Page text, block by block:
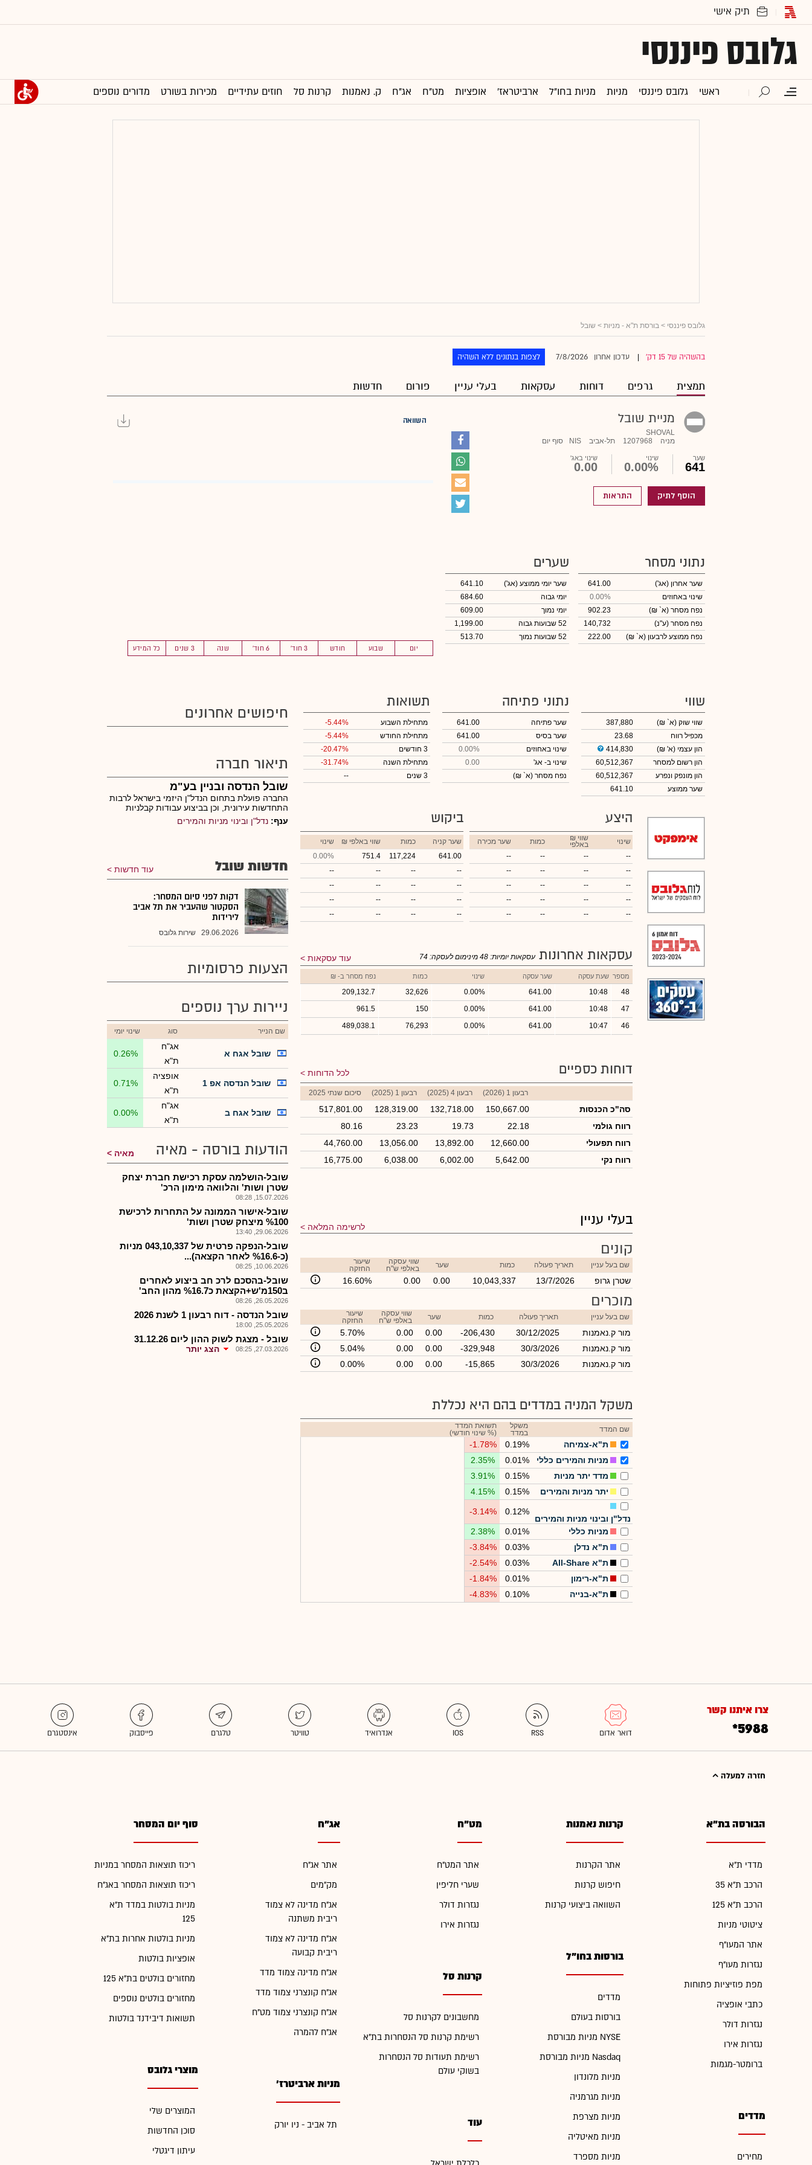
גלובס פיננסי
ראשי גלובס פיננסי מניות מניות בחו"ל ארביטראז' אופציות מט"ח אג"ח ק. נאמנות קרנות סל חוזים עתידיים מכירות בשורט מדורים נוספים
גלובס פיננסי > בורסת ת"א - מניות > שובל
בהשהיה של 15 דק' עדכון אחרון 7/8/2026 לצפות בנתונים ללא השהיה
תמצית גרפים דוחות עסקאות בעלי עניין פורום חדשות
מניית שובל
SHOVAL
מניה
1207968 תל-אביב NIS סוף יום
שער
641
שינוי
0.00%
שינוי באג'
0.00
הוסף לתיק התראות
השוואה
יום שבוע חודש 3 חוד' 6 חוד' שנה 3 שנים כל המידע
נתוני מסחר
שער אחרון (אג')
641.00
שינוי באחוזים
0.00%
נפח מסחר (א` ₪)
902.23
נפח מסחר (ע"נ)
140,732
נפח ממוצע לרבעון (א` ₪)
222.00
שערים
שער יומי ממוצע (אג')
641.10
יומי גבוה
684.60
יומי נמוך
609.00
52 שבועות גבוה
1,199.00
52 שבועות נמוך
513.70
שווי
שווי שוק (א` ₪)
387,880
מכפיל רווח
23.68
הון עצמי (א' ₪)
414,830
הון רשום למסחר
60,512,367
הון מונפק ונפרע
60,512,367
שער ממוצע
641.10
נתוני פתיחה
שער פתיחה
641.00
שער בסיס
641.00
שינוי באחוזים
0.00%
שינוי ב- אג'
0.00
נפח מסחר (א` ₪)
תשואות
מתחילת השבוע
-5.44%
מתחילת החודש
-5.44%
3 חודשים
-20.47%
מתחילת השנה
-31.74%
3 שנים
--
היצע
שינוי ₪ שווי
באלפי כמות
שער מכירה
--
--
--
--
--
--
--
--
--
--
--
--
--
--
--
--
--
--
--
--
ביקוש
שער קניה כמות ₪ שווי באלפי
שינוי
641.00
117,224
751.4
0.00%
--
--
--
--
--
--
--
--
--
--
--
--
--
--
--
--
עסקאות אחרונות עוד עסקאות עסקאות יומיות: 48 מינימום לעסקה: 74
מספר שעת עסקה שער עסקה שינוי כמות נפח מסחר ב- ₪
48
10:48
641.00
0.00%
32,626
209,132.7
47
10:48
641.00
0.00%
150
961.5
46
10:47
641.00
0.00%
76,293
489,038.1
דוחות כספיים לכל הדוחות
רבעון 1 (2026) רבעון 4 (2025) רבעון 1 (2025) סיכום שנתי 2025
סה"כ הכנסות 150,667.00
132,718.00
128,319.00
517,801.00
רווח גולמי
22.18
19.73
23.23
80.16
רווח תפעולי
12,660.00
13,892.00
13,056.00
44,760.00
רווח נקי
5,642.00
6,002.00
6,038.00
16,775.00
בעלי עניין לרשימה המלאה
קונים
שם בעל עניין תאריך פעולה כמות שער
שווי עסקה
באלפי ש"ח
שיעור
החזקה
שטרן גרופ 13/7/2026
10,043,337
0.00
0.00
16.60%
מוכרים
שם בעל עניין תאריך פעולה כמות שער
שווי עסקה
באלפי ש"ח
שיעור
החזקה
מור ק.נאמנות 30/12/2025
-206,430
0.00
0.00
5.70%
מור ק.נאמנות
30/3/2026
-329,948
0.00
0.00
5.04%
מור ק.נאמנות
30/3/2026
-15,865
0.00
0.00
0.00%
משקל המניה במדדים בהם היא נכללת
שם המדד
משקל
במדד
תשואת המדד
(% שינוי חודשי)
ת"א-צמיחה 0.19%
-1.78%
מניות והמירים כללי
0.01%
2.35%
מדד יתר מניות
0.15%
3.91%
יתר מניות והמירים
0.15%
4.15%
נדל"ן ובינוי מניות והמירים
0.12%
-3.14%
מניות כללי 0.01%
2.38%
ת"א נדלן
0.03%
-3.84%
ת"א All-Share
0.03%
-2.54%
ת"א-רימון
0.01%
-1.84%
ת"א-בנייה
0.10%
-4.83%
חיפושים אחרונים
תיאור חברה
שובל הנדסה ובניין בע"מ
החברה פועלת בתחום הנדל"ן היזמי בישראל לרבות
התחדשות עירונית, וכן בביצוע עבודות קבלניות
ענף: נדל"ן ובינוי מניות והמירים
חדשות שובל עוד חדשות
דקות לפני סיום המסחר:
הסקטור שהעביר את תל אביב
לירידות
29.06.2026 שירות גלובס
הצעות פרסומיות
ניירות ערך נוספים
שם הנייר סוג שינוי יומי
שובל אגח א
אג"ח
ת"א
0.26%
שובל הנדסה אפ 1
אופציה
ת"א
0.71%
שובל אגח ב
אג"ח
ת"א
0.00%
הודעות בורסה - מאיה מאיה
שובל-הושלמה עסקת רכישת חברת יצחק
שטרן ושות' והלוואה מימון הרכ'
15.07.2026, 08:28
שובל-אישור הממונה על התחרות לרכישת
%100 מיצחק שטרן ושות'
29.06.2026, 13:40
שובל-הנפקה פרטית של 043,10,337 מניות
(כ-%16.6 לאחר הקצאה)...
10.06.2026, 08:25
שובל-בהסכם לרכ חב ביצוע לאחרים
ב150מ'ש+הקצאת כ%16.7 מהון החב'
26.05.2026, 08:26
שובל הנדסה - דוח רבעון 1 לשנת 2026
25.05.2026, 18:00
שובל - מצגת לשוק ההון ליום 31.12.26
27.03.2026, 08:25 הצג יותר
צרו איתנו קשר
*5988
חזרה למעלה
הבורסה בת"א
מדדי ת"א
הרכב ת"א 35
הרכב ת"א 125
ציטוטי מניות
אתר המעו"ף
נגזרות מעו"ף
מפת פוזיציות פתוחות
כתבי אופציה
נגזרות דולר
נגזרות אירו
ברומטר-מגמות
מדדים
מחירים
קרנות נאמנות
אתר הקרנות
חיפוש קרנות
השוואה ביצועי קרנות
בורסות בחו"ל
מדדים
בורסות בעולם
מניות מבורסת NYSE
מניות מבורסת Nasdaq
מניות מלונדון
מניות מגרמניה
מניות מצרפת
מניות מאיטליה
מניות מספרד
מט"ח
אתר המט"ח
שערי חליפין
נגזרות דולר
נגזרות אירו
קרנות סל
מחשבונים לקרנות סל
רשימת קרנות סל הנסחרות בת"א
רשימת תעודות סל הנסחרות
בשוקי עולם
עוד
אג"ח
אתר אג"ח
מק"מים
אג"ח מדינה לא צמוד
ריבית משתנה
אג"ח מדינה לא צמוד
ריבית קבועה
אג"ח מדינה צמוד מדד
אג"ח קונצרני צמוד מדד
אג"ח קונצרני צמוד מט"ח
אג"ח להמרה
מניות ארביטרז'
תל אביב - ניו יורק
סוף יום המסחר
ריכוז תוצאות המסחר במניות
ריכוז תוצאות המסחר באג"ח
מניות בולטות במדד ת"א
125
מניות בולטות אחרות בת"א
אופציות בולטות
מחזורים בולטים בת"א 125
מחזורים בולטים נוספים
תשואות דיבידנד בולטות
מוצרי גלובס
המוצרים שלי
סוכן החדשות
עיתון דיגטלי